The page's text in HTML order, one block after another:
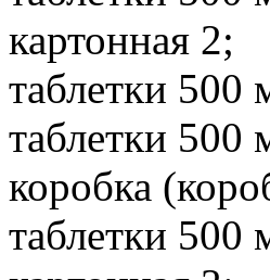
картонная 2;
таблетки 500
таблетки 500
коробка
таблетки 500